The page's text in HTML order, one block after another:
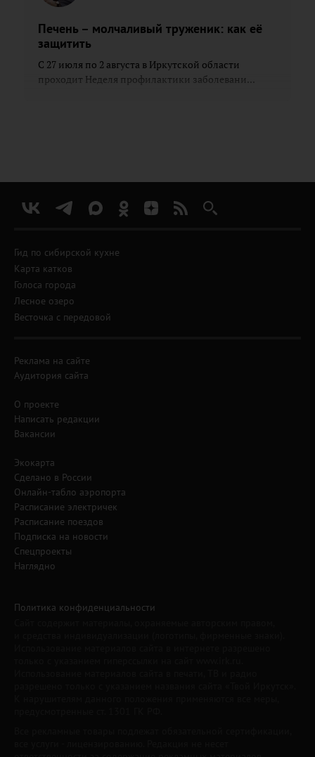
Печень – молчаливый труженик: как её
защитить
С 27 июля по 2 августа в Иркутской области
проходит Неделя профилактики заболевани...
Гид по сибирской кухне
Карта катков
Голоса города
Лесное озеро
Весточка с передовой
Реклама на сайте
Аудитория сайта
О проекте
Написать редакции
Вакансии
Экокарта
Сделано в России
Онлайн-табло аэропорта
Расписание электричек
Расписание поездов
Подписка на новости
Спецпроекты
Наглядно
Политика конфиденциальности